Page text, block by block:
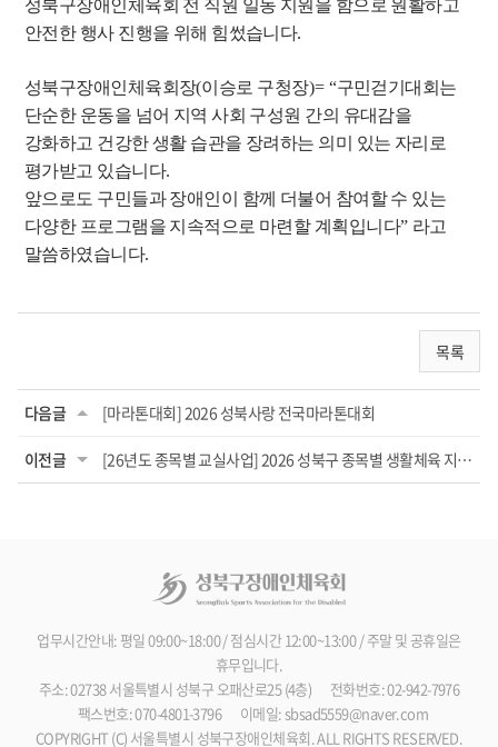
성북구장애인체육회 전 직원 일동 지원을 함으로 원활하고
안전한 행사 진행을 위해 힘썼습니다.
성북구장애인체육회장(이승로 구청장)= “구민걷기대회는
단순한 운동을 넘어 지역 사회 구성원 간의 유대감을
강화하고 건강한 생활 습관을 장려하는 의미 있는 자리로
평가받고 있습니다.
앞으로도 구민들과 장애인이 함께 더불어 참여할 수 있는
다양한 프로그램을 지속적으로 마련할 계획입니다” 라고
말씀하였습니다.
목록
다음글 [마라톤대회] 2026 성북사랑 전국마라톤대회
이전글 [26년도 종목별 교실사업] 2026 성북구 종목별 생활체육 지원사업 스크린파크골프교...
업무시간안내: 평일 09:00~18:00 / 점심시간 12:00~13:00 / 주말 및 공휴일은
휴무입니다.
주소: 02738 서울특별시 성북구 오패산로25 (4층)
전화번호: 02-942-7976
팩스번호: 070-4801-3796
이메일:sbsad5559@naver.com
COPYRIGHT (C) 서울특별시 성북구장애인체육회. ALL RIGHTS RESERVED.